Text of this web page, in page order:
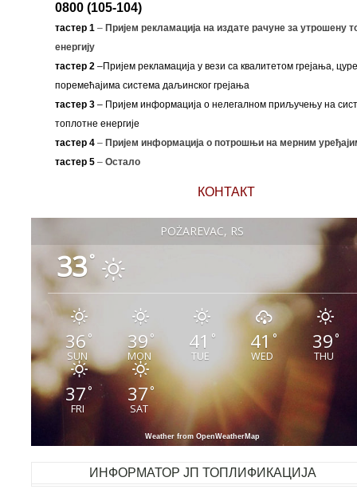
0800 (105-104)
тастер 1–Пријем рекламација на издате рачуне за утрошену
енергију
тастер 2–Пријем рекламација у вези са квалитетом грејања,
поремећајима система даљинског грејања
тастер 3– Пријем информација о нелегалном приључењу на
топлотне енергије
тастер 4 – Пријем информација о потрошњи на мерним
тастер 5 – Остало
КОНТАКТ
POŽAREVAC, RS
33°
36°
SUN
39°
MON
41 °
TUE
41°
WED
39°
THU
37°
FRI
37°
SAT
Weather from OpenWeatherMap
ИНФОРМАТОР ЈП ТОПЛИФИКАЦИЈА